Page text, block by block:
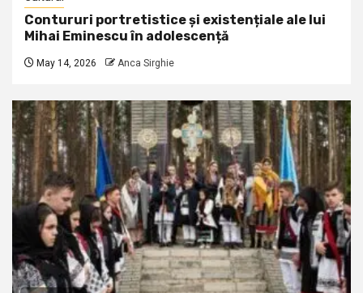
Contururi portretistice și existențiale ale lui
Mihai Eminescu în adolescență
May 14, 2026 Anca Sirghie